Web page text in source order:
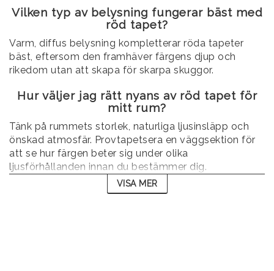
Vilken typ av belysning fungerar bäst med
röd tapet?
Varm, diffus belysning kompletterar röda tapeter
bäst, eftersom den framhäver färgens djup och
rikedom utan att skapa för skarpa skuggor.
Hur väljer jag rätt nyans av röd tapet för
mitt rum?
Tänk på rummets storlek, naturliga ljusinsläpp och
önskad atmosfär. Provtapetsera en väggsektion för
att se hur färgen beter sig under olika
ljusförhållanden innan du bestämmer dig.
VISA MER